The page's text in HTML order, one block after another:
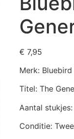
€ 7,95
Merk:
Titel: The
Aantal
Conditie: